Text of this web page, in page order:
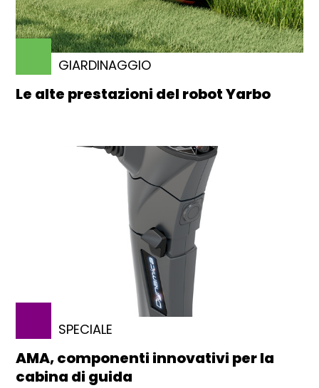
GIARDINAGGIO
Le alte prestazioni del robot Yarbo
SPECIALE
AMA, componenti innovativi per la
cabina di guida